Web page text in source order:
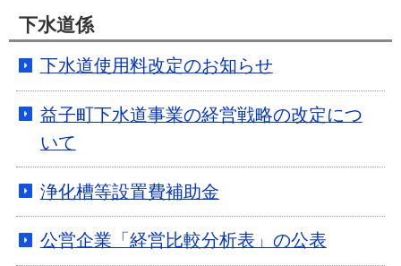
下水道係
下水道使用料改定のお知らせ
益子町下水道事業の経営戦略の改定につ
いて
浄化槽等設置費補助金
公営企業「経営比較分析表」の公表